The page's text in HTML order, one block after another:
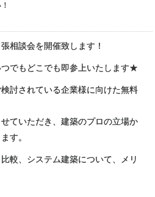
相談会を開催致します！
でもどこでも即参上いたします★
討されている企業様に向けた無料
ていただき、建築のプロの立場か
す。
較、システム建築について、メリ